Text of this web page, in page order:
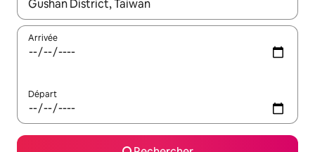
Lorsque les résultats s'affichent, utilisez les flèches vers le
Arrivée
Départ